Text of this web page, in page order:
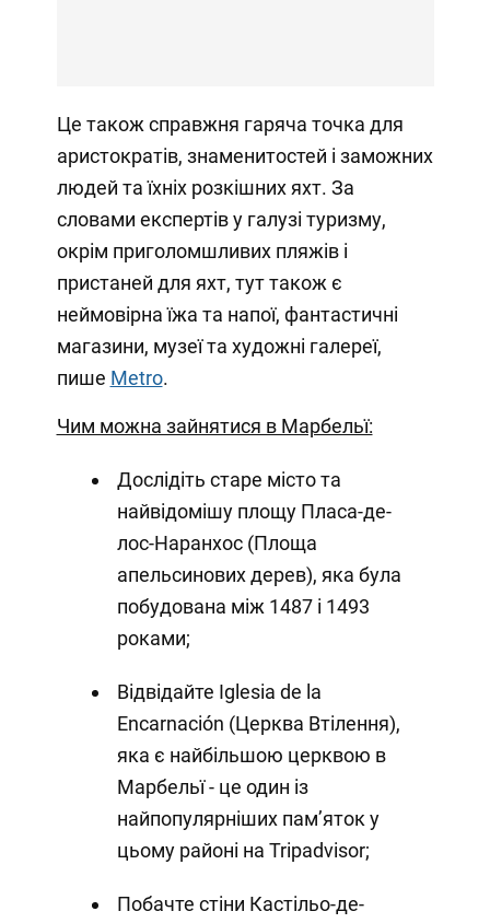
Це також справжня гаряча точка для
аристократів, знаменитостей і заможних
людей та їхніх розкішних яхт. За
словами експертів у галузі туризму,
окрім приголомшливих пляжів і
пристаней для яхт, тут також є
неймовірна їжа та напої, фантастичні
магазини, музеї та художні галереї,
пише Metro.
Чим можна зайнятися в Марбельї:
Дослідіть старе місто та
найвідомішу площу Пласа-де-
лос-Наранхос (Площа
апельсинових дерев), яка була
побудована між 1487 і 1493
роками;
Відвідайте Iglesia de la
Encarnación (Церква Втілення),
яка є найбільшою церквою в
Марбельї - це один із
найпопулярніших пам’яток у
цьому районі на Tripadvisor;
Побачте стіни Кастільо-де-